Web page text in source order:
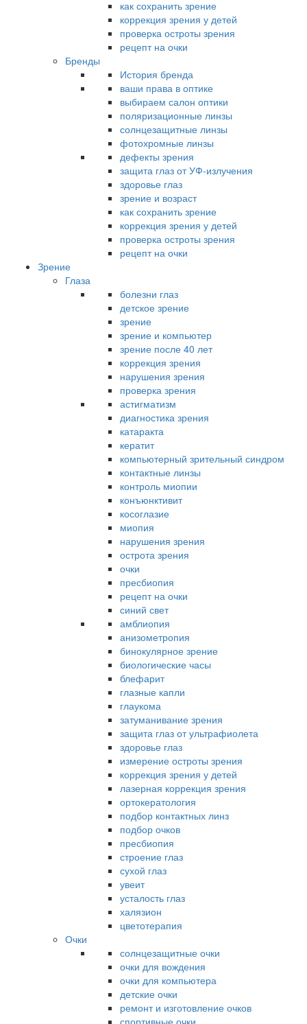
как сохранить зрение
коррекция зрения у детей
проверка остроты зрения
рецепт на очки
Бренды
История бренда
ваши права в оптике
выбираем салон оптики
поляризационные линзы
солнцезащитные линзы
фотохромные линзы
дефекты зрения
защита глаз от УФ-излучения
здоровье глаз
зрение и возраст
как сохранить зрение
коррекция зрения у детей
проверка остроты зрения
рецепт на очки
Зрение
Глаза
болезни глаз
детское зрение
зрение
зрение и компьютер
зрение после 40 лет
коррекция зрения
нарушения зрения
проверка зрения
астигматизм
диагностика зрения
катаракта
кератит
компьютерный зрительный синдром
контактные линзы
контроль миопии
конъюнктивит
косоглазие
миопия
нарушения зрения
острота зрения
очки
пресбиопия
рецепт на очки
синий свет
амблиопия
анизометропия
бинокулярное зрение
биологические часы
блефарит
глазные капли
глаукома
затуманивание зрения
защита глаз от ультрафиолета
здоровье глаз
измерение остроты зрения
коррекция зрения у детей
лазерная коррекция зрения
ортокератология
подбор контактных линз
подбор очков
пресбиопия
строение глаз
сухой глаз
увеит
усталость глаз
халязион
цветотерапия
Очки
солнцезащитные очки
очки для вождения
очки для компьютера
детские очки
ремонт и изготовление очков